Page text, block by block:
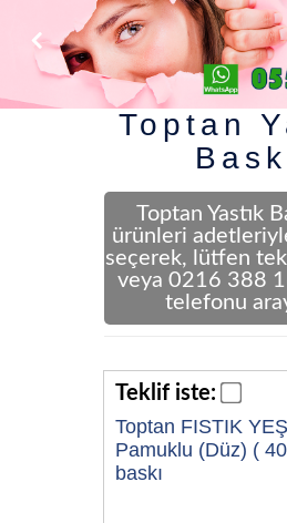
Toptan
Toptan Yastık
ürünleri
seçerek, lütfen
veya 0216 388
telefonu
Teklif iste:
Toptan FISTIK
Pamuklu (Düz) (
baskı